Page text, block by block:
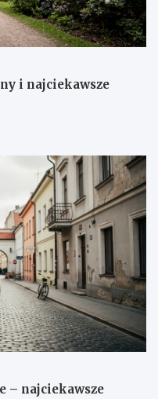
i najciekawsze
– najciekawsze